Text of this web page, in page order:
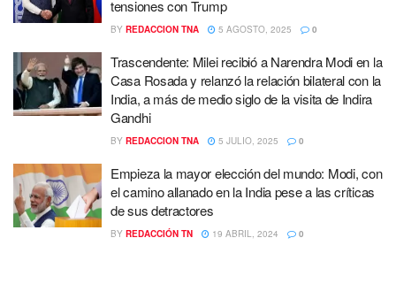
tensiones con Trump
BY REDACCION TNA 5 AGOSTO, 2025 0
Trascendente: Milei recibió a Narendra Modi en la
Casa Rosada y relanzó la relación bilateral con la
India, a más de medio siglo de la visita de Indira
Gandhi
BY REDACCION TNA 5 JULIO, 2025 0
Empieza la mayor elección del mundo: Modi, con
el camino allanado en la India pese a las críticas
de sus detractores
BY REDACCIÓN TN 19 ABRIL, 2024 0